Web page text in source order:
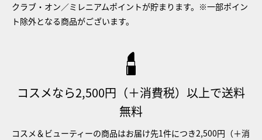
クラブ・オン／ミレニアムポイントが貯まります。※一部ポイン
ト除外となる商品がございます。
コスメなら2,500円（＋消費税）以上で送料
無料
コスメ＆ビューティーの商品はお届け先1件につき2,500円（＋消